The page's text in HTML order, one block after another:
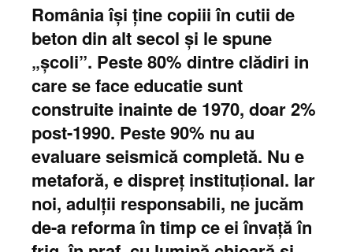
România își ține copiii în cutii de
beton din alt secol și le spune
„școli”. Peste 80% dintre clădiri in
care se face educatie sunt
construite inainte de 1970, doar 2%
post-1990. Peste 90% nu au
evaluare seismică completă. Nu e
metaforă, e dispreț instituțional. Iar
noi, adulții responsabili, ne jucăm
de-a reforma în timp ce ei învață în